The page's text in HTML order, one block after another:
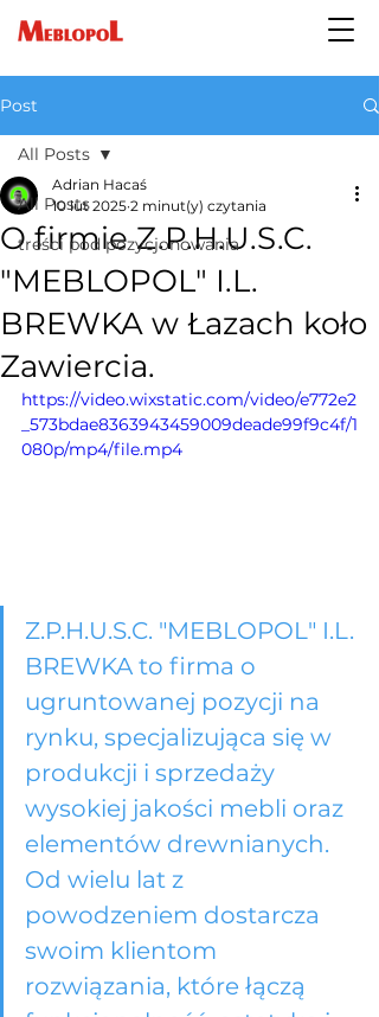
Post
All Posts
treści pod pozycjonowania
All Posts
O firmie Z.P.H.U.S.C.
"MEBLOPOL" I.L.
BREWKA w Łazach koło
Zawiercia.
Adrian Hacaś
10 lut 2025 2 minut(y) czytania
https://video.wixstatic.com/video/e772e2
_573bdae8363943459009deade99f9c4f/1
080p/mp4/file.mp4
Z.P.H.U.S.C. "MEBLOPOL" I.L.
BREWKA to firma o
ugruntowanej pozycji na
rynku, specjalizująca się w
produkcji i sprzedaży
wysokiej jakości mebli oraz
elementów drewnianych.
Od wielu lat z
powodzeniem dostarcza
swoim klientom
rozwiązania, które łączą